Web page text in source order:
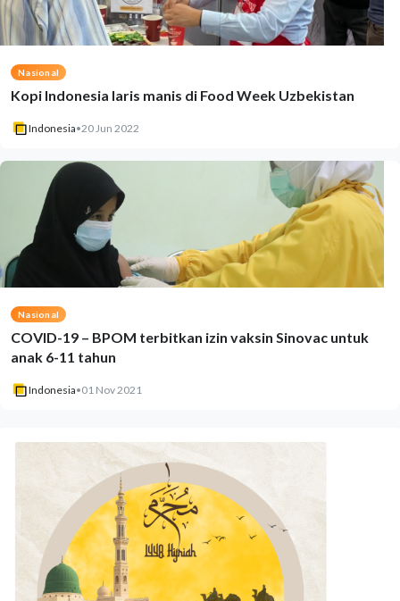
Nasional
Kopi Indonesia laris manis di Food Week Uzbekistan
Indonesia•20 Jun 2022
Nasional
COVID-19 – BPOM terbitkan izin vaksin Sinovac untuk
anak 6-11 tahun
Indonesia•01 Nov 2021